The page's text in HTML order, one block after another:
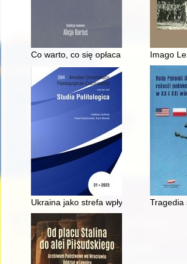
Co warto, co się opłaca : sprawiedliwi i
Imago
Ukraina jako strefa wpływów Turcji iTragedia